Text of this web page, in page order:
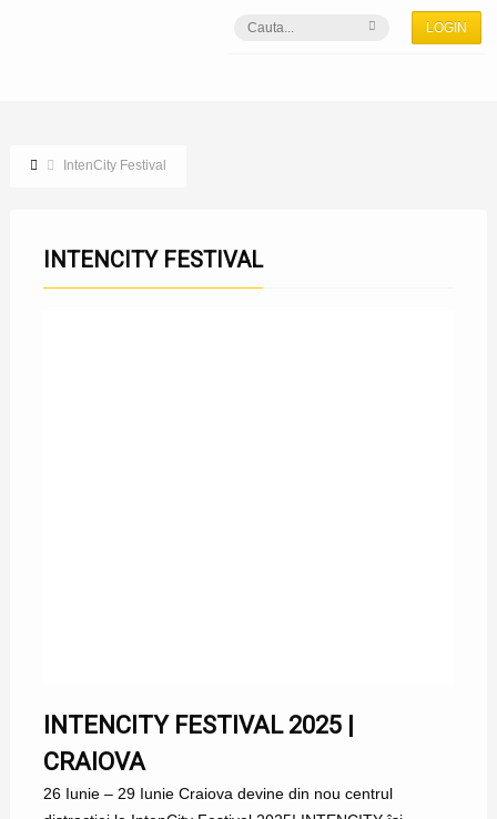
LOGIN
IntenCity Festival
INTENCITY FESTIVAL
INTENCITY FESTIVAL 2025 |
CRAIOVA
26 Iunie – 29 Iunie Craiova devine din nou centrul